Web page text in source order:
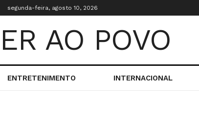
segunda-feira, agosto 10, 2026
ENTRETENIMENTO INTERNACIONAL